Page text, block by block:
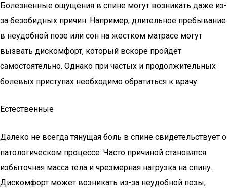
Болезненные ощущения в спине могут возникать даже из-
за безобидных причин. Например, длительное пребывание
в неудобной позе или сон на жестком матрасе могут
вызвать дискомфорт, который вскоре пройдет
самостоятельно. Однако при частых и продолжительных
болевых приступах необходимо обратиться к врачу.
Естественные
Далеко не всегда тянущая боль в спине свидетельствует о
патологическом процессе. Часто причиной становятся
избыточная масса тела и чрезмерная нагрузка на спину.
Дискомфорт может возникать из-за неудобной позы,